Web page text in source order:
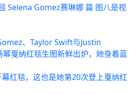
Selena Gomez赛琳娜 篇 图八是视
、Taylor Swift与Justin
戛纳红毯生图新鲜出炉，她身着蓝
红毯，这也是她第20次登上戛纳红